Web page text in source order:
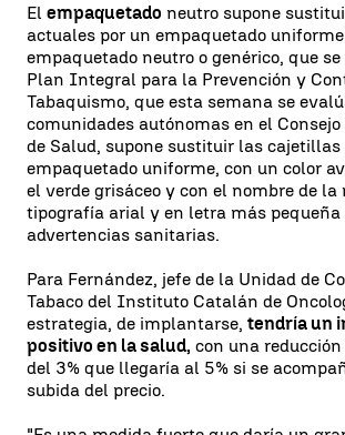
El empaquetado neutro supone
actuales por un empaquetado
empaquetado neutro o genérico, que
Plan Integral para la Prevención y
Tabaquismo, que esta semana se
comunidades autónomas en el
de Salud, supone sustituir las
empaquetado uniforme, con un color
el verde grisáceo y con el nombre de la
tipografía arial y en letra más pequeña
advertencias sanitarias.
Para Fernández, jefe de la Unidad de
Tabaco del Instituto Catalán de
estrategia, de implantarse, tendría un
positivo en la salud, con una
del 3% que llegaría al 5% si se
subida del precio.